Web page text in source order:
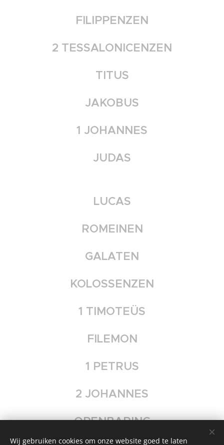
FILIPPENZEN
2 TESSALONICENZEN
TITUS
JAKOBUS
1 JOHANNES
JUDAS
LUCAS
ROMEINEN
GALATEN
KOLOSSENZEN
1 TIMOTEÜS
FILEMON
1 PETRUS
2 JOHANNES
OPENBARING
Wij gebruiken cookies om onze website goed te laten